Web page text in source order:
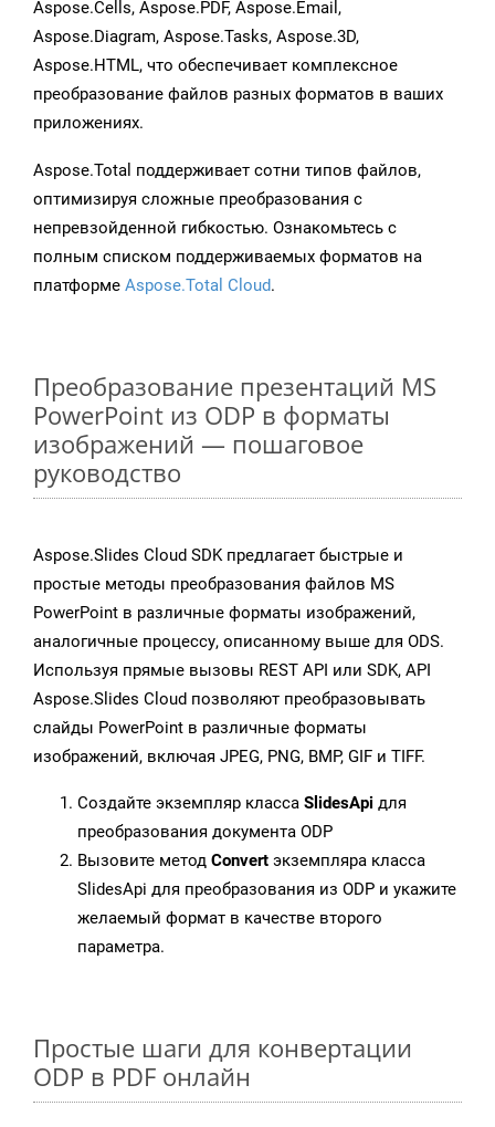
Aspose.Cells, Aspose.PDF, Aspose.Email,
Aspose.Diagram, Aspose.Tasks, Aspose.3D,
Aspose.HTML, что обеспечивает комплексное
преобразование файлов разных форматов в ваших
приложениях.
Aspose.Total поддерживает сотни типов файлов,
оптимизируя сложные преобразования с
непревзойденной гибкостью. Ознакомьтесь с
полным списком поддерживаемых форматов на
платформе Aspose.Total Cloud.
Преобразование презентаций MS
PowerPoint из ODP в форматы
изображений — пошаговое
руководство
Aspose.Slides Cloud SDK предлагает быстрые и
простые методы преобразования файлов MS
PowerPoint в различные форматы изображений,
аналогичные процессу, описанному выше для ODS.
Используя прямые вызовы REST API или SDK, API
Aspose.Slides Cloud позволяют преобразовывать
слайды PowerPoint в различные форматы
изображений, включая JPEG, PNG, BMP, GIF и TIFF.
Создайте экземпляр класса SlidesApi для
преобразования документа ODP
Вызовите метод Convert экземпляра класса
SlidesApi для преобразования из ODP и укажите
желаемый формат в качестве второго
параметра.
Простые шаги для конвертации
ODP в PDF онлайн